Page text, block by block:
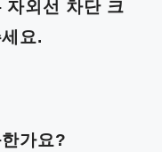
자외선 차단 크
요.
가요?